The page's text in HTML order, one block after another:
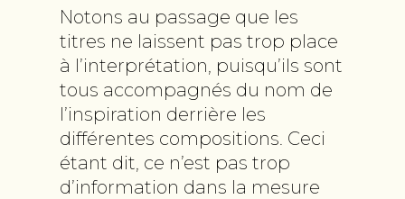
Notons au passage que les
titres ne laissent pas trop place
à l’interprétation, puisqu’ils sont
tous accompagnés du nom de
l’inspiration derrière les
différentes compositions. Ceci
étant dit, ce n’est pas trop
d’information dans la mesure